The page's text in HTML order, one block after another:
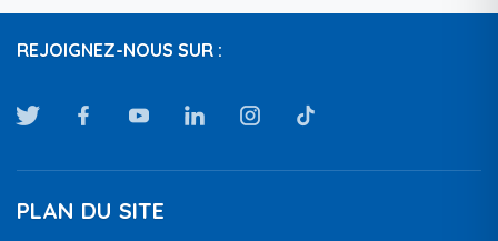
REJOIGNEZ-NOUS SUR :
PLAN DU SITE